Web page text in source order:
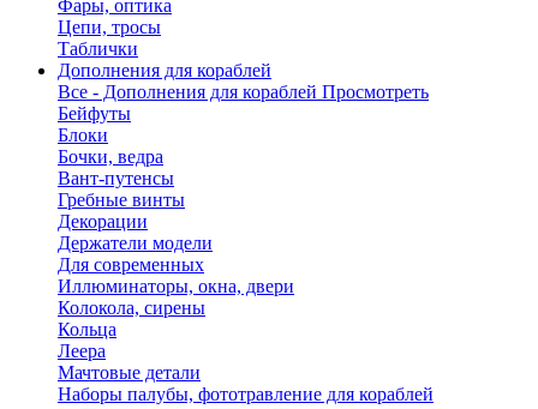
Фары, оптика
Цепи, тросы
Таблички
Дополнения для кораблей
Все - Дополнения для кораблей Просмотреть
Бейфуты
Блоки
Бочки, ведра
Вант-путенсы
Гребные винты
Декорации
Держатели модели
Для современных
Иллюминаторы, окна, двери
Колокола, сирены
Кольца
Леера
Мачтовые детали
Наборы палубы, фототравление для кораблей